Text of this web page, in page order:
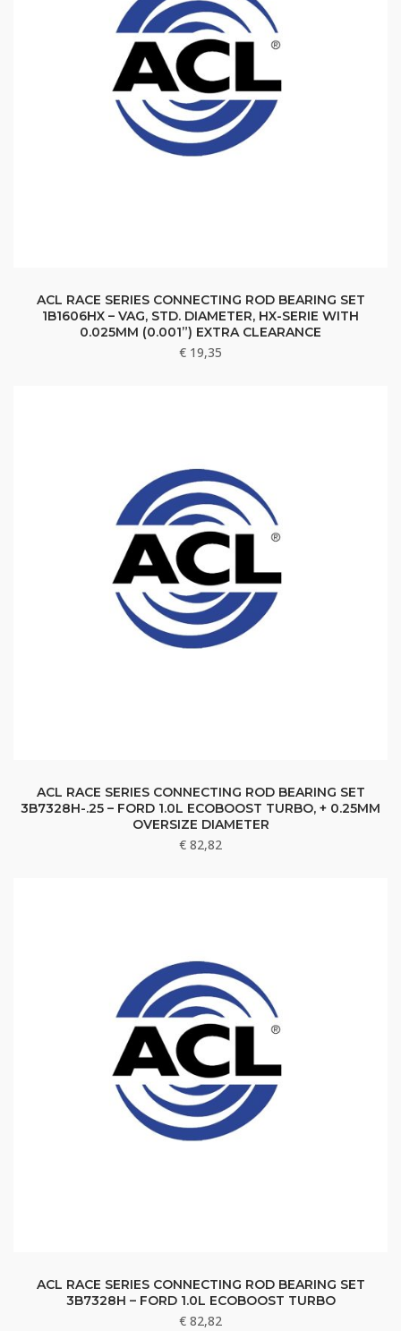
ACL RACE SERIES CONNECTING ROD BEARING SET
1B1606HX – VAG, STD. DIAMETER, HX-SERIE WITH
0.025MM (0.001”) EXTRA CLEARANCE
€ 19,35
ACL RACE SERIES CONNECTING ROD BEARING SET
3B7328H-.25 – FORD 1.0L ECOBOOST TURBO, + 0.25MM
OVERSIZE DIAMETER
€ 82,82
ACL RACE SERIES CONNECTING ROD BEARING SET
3B7328H – FORD 1.0L ECOBOOST TURBO
€ 82,82